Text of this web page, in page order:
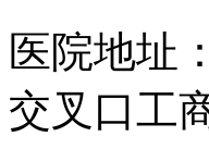
医院地址
交叉口工